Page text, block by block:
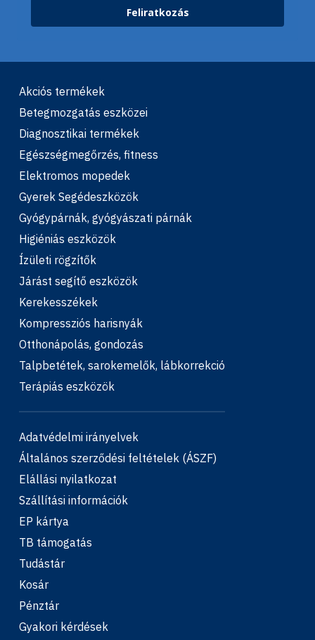
Feliratkozás
Akciós termékek
Betegmozgatás eszközei
Diagnosztikai termékek
Egészségmegőrzés, fitness
Elektromos mopedek
Gyerek Segédeszközök
Gyógypárnák, gyógyászati párnák
Higiéniás eszközök
Ízületi rögzítők
Járást segítő eszközök
Kerekesszékek
Kompressziós harisnyák
Otthonápolás, gondozás
Talpbetétek, sarokemelők, lábkorrekció
Terápiás eszközök
Adatvédelmi irányelvek
Általános szerződési feltételek (ÁSZF)
Elállási nyilatkozat
Szállítási információk
EP kártya
TB támogatás
Tudástár
Kosár
Pénztár
Gyakori kérdések